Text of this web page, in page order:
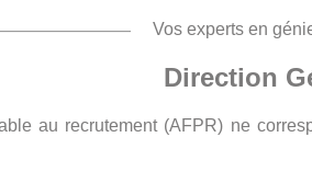
Vos experts en
Direction
au recrutement (AFPR) ne